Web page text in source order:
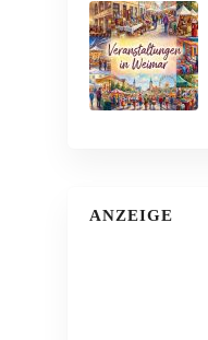
ANZEIGE